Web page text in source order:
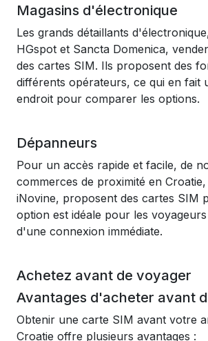
Magasins d'électronique
Les grands détaillants
HGspot et Sancta Domenica,
des cartes SIM. Ils proposent des
différents opérateurs, ce qui en fait
endroit pour comparer les options.
Dépanneurs
Pour un accès rapide et facile, de
commerces de proximité en
iNovine, proposent des cartes SIM
option est idéale pour les
d'une connexion immédiate.
Achetez avant de voyager
Avantages d'acheter avant
Obtenir une carte SIM avant votre
Croatie offre plusieurs avantages :